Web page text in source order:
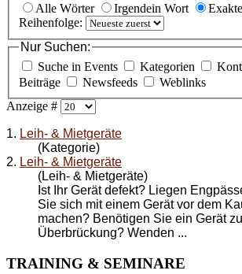
Alle Wörter
Irgendein Wort
Reihenfolge:
Nur Suchen:
Suche in Events
Kategorien
Beiträge
Newsfeeds
Weblinks
Anzeige #
1. Leih- & Mietgeräte
(Kategorie)
2. Leih- & Mietgeräte
(Leih- & Mietgeräte)
Ist Ihr Gerät defekt? Liegen
Sie sich mit einem Gerät vor dem
machen? Benötigen Sie ein Gerät
Überbrückung? Wenden ...
TRAINING & SEMINARE